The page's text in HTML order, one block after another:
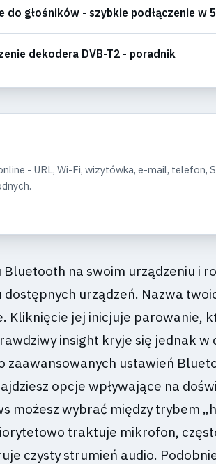
do głośników - szybkie podłączenie w
dekodera DVB-T2 - poradnik
- URL, Wi-Fi, wizytówka, e-mail, telefon,
na swoim urządzeniu i
urządzeń. Nazwa
Kliknięcie jej inicjuje parowanie,
insight kryje się jednak w
zaawansowanych ustawień
opcje wpływające na
możesz wybrać między trybem
traktuje mikrofon,
czysty strumień audio.